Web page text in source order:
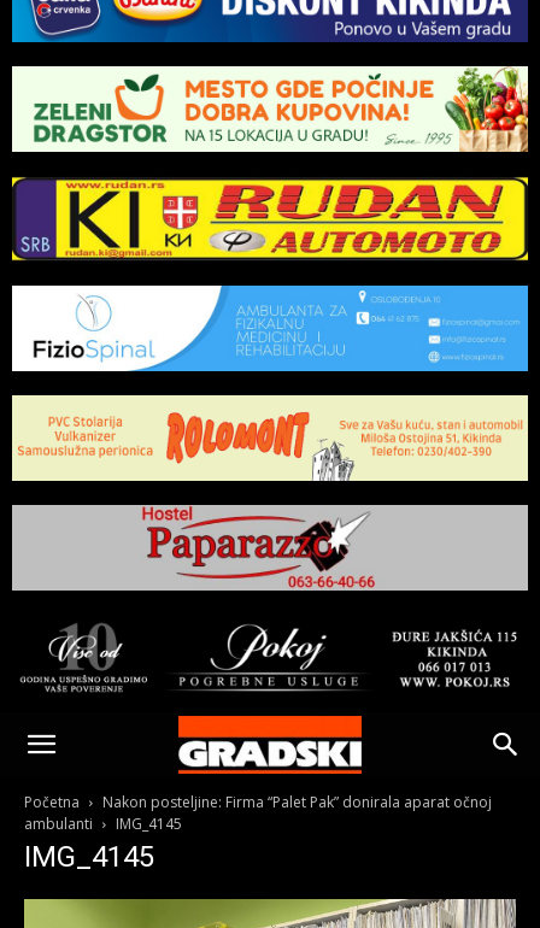
Gradski
Online
Kikinda
Početna
Nakon posteljine: Firma “Palet Pak” donirala aparat očnoj
ambulanti
IMG_4145
IMG_4145